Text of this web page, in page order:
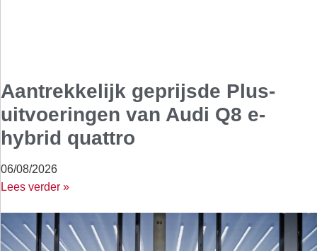
Aantrekkelijk geprijsde Plus-
uitvoeringen van Audi Q8 e-
hybrid quattro
06/08/2026
Lees verder »